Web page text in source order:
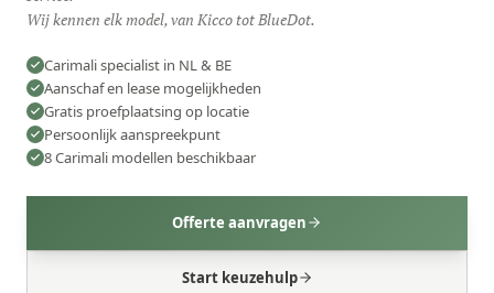
Wij kennen elk model, van Kicco tot BlueDot.
Carimali specialist in NL & BE
Aanschaf en lease mogelijkheden
Gratis proefplaatsing op locatie
Persoonlijk aanspreekpunt
8 Carimali modellen beschikbaar
Offerte aanvragen
Start keuzehulp